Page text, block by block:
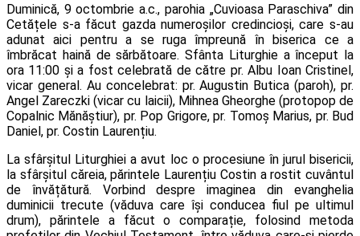
Duminică, 9 octombrie a.c., parohia „Cuvioasa Paraschiva” din
Cetățele s-a făcut gazda numeroșilor credincioși, care s-au
adunat aici pentru a se ruga împreună în biserica ce a
îmbrăcat haină de sărbătoare. Sfânta Liturghie a început la
ora 11:00 și a fost celebrată de către pr. Albu Ioan Cristinel,
vicar general. Au concelebrat: pr. Augustin Butica (paroh), pr.
Angel Zareczki (vicar cu laicii), Mihnea Gheorghe (protopop de
Copalnic Mănăștiur), pr. Pop Grigore, pr. Tomoș Marius, pr. Bud
Daniel, pr. Costin Laurențiu.
La sfârșitul Liturghiei a avut loc o procesiune în jurul bisericii,
la sfârșitul căreia, părintele Laurențiu Costin a rostit cuvântul
de învățătură. Vorbind despre imaginea din evanghelia
duminicii trecute (văduva care își conducea fiul pe ultimul
drum), părintele a făcut o comparație, folosind metoda